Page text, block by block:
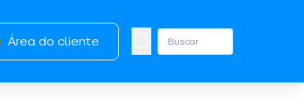
Área do cliente